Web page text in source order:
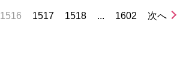
1516 1517 1518 ... 1602 次へ